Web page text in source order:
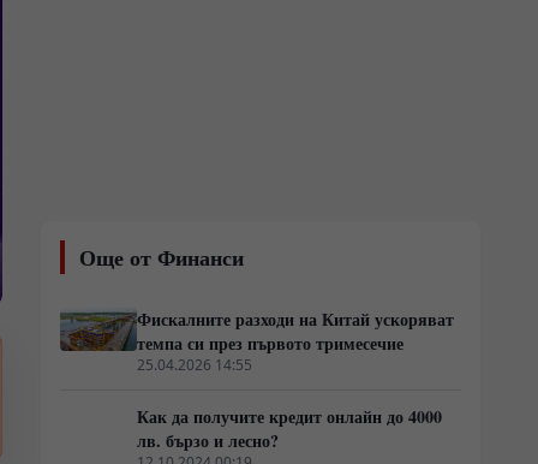
Още от Финанси
Фискалните разходи на Китай ускоряват
темпа си през първото тримесечие
25.04.2026 14:55
Как да получите кредит онлайн до 4000
лв. бързо и лесно?